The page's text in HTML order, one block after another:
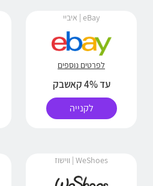
eBay | איביי
לפרטים נוספים
עד 4% קאשבק
לקנייה
WeShoes | ווישוז